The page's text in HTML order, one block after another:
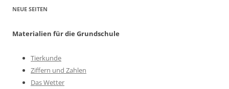
NEUE SEITEN
Materialien für die Grundschule
Tierkunde
Ziffern und Zahlen
Das Wetter